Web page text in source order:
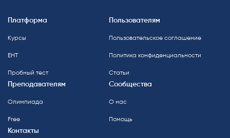
Платформа
Курсы
ЕНТ
Пробный тест
Пользователям
Пользовательское соглашение
Политика конфиденциальности
Статьи
Преподавателям
Олимпиада
Free
Сообщества
О нас
Помощь
Контакты